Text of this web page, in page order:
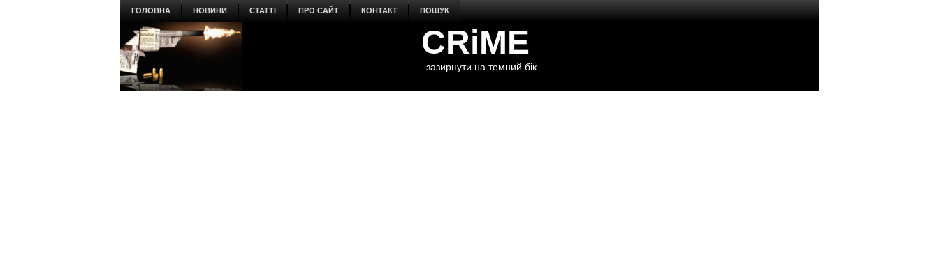
ГОЛОВНА НОВИНИ СТАТТІ ПРО САЙТ КОНТАКТ ПОШУК
CRiME
зазирнути на темний бік